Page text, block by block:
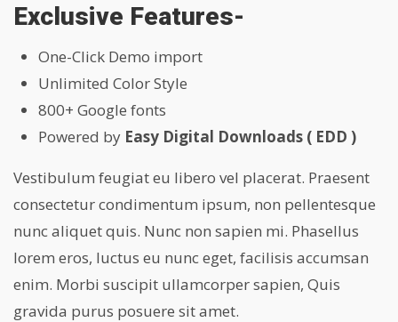
Exclusive Features-
One-Click Demo import
Unlimited Color Style
800+ Google fonts
Powered by Easy Digital Downloads ( EDD )
Vestibulum feugiat eu libero vel placerat. Praesent
consectetur condimentum ipsum, non pellentesque
nunc aliquet quis. Nunc non sapien mi. Phasellus
lorem eros, luctus eu nunc eget, facilisis accumsan
enim. Morbi suscipit ullamcorper sapien, Quis
gravida purus posuere sit amet.